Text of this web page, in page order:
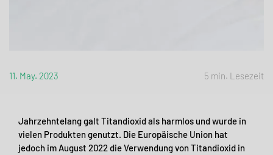
11. May. 2023 5 min. Lesezeit
Jahrzehntelang galt Titandioxid als harmlos und wurde in
vielen Produkten genutzt. Die Europäische Union hat
jedoch im August 2022 die Verwendung von Titandioxid in